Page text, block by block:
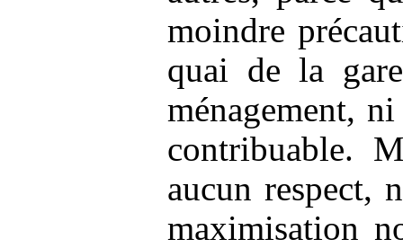
moindre
quai de la
ménagement,
contribuable.
aucun respect,
maximisation